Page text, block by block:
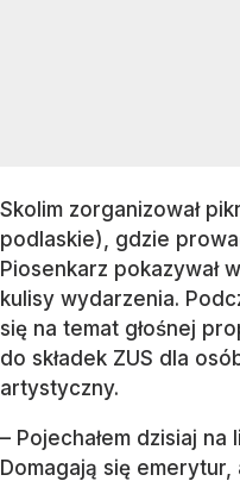
Skolim zorganizował
podlaskie), gdzie
Piosenkarz pokazywał
kulisy wydarzenia.
się na temat głośnej
do składek ZUS dla
artystyczny.
– Pojechałem dzisiaj
Domagają się